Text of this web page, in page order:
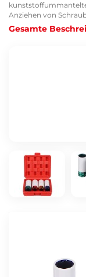
Anziehen von
Gesamte